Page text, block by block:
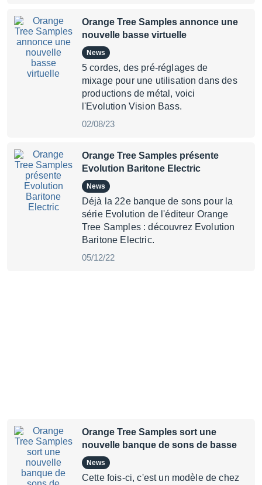
Orange Tree Samples annonce une
nouvelle basse virtuelle
News
5 cordes, des pré-réglages de
mixage pour une utilisation dans des
productions de métal, voici
l'Evolution Vision Bass.
02/08/23
Orange Tree Samples présente
Evolution Baritone Electric
News
Déjà la 22e banque de sons pour la
série Evolution de l'éditeur Orange
Tree Samples : découvrez Evolution
Baritone Electric.
05/12/22
Orange Tree Samples sort une
nouvelle banque de sons de basse
News
Cette fois-ci, c'est un modèle de chez